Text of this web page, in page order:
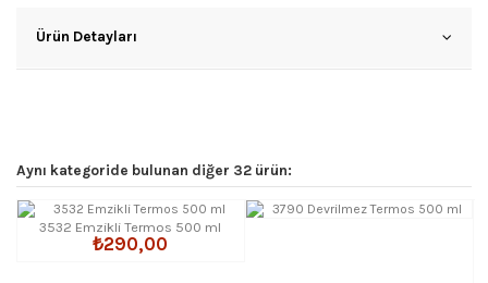
Ürün Detayları
Aynı kategoride bulunan diğer 32 ürün:
3532 Emzikli Termos 500 ml
₺290,00